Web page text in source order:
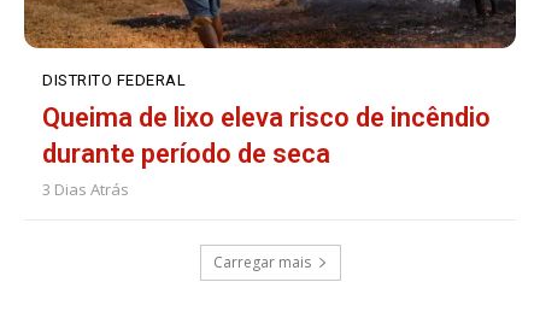
DISTRITO FEDERAL
Queima de lixo eleva risco de incêndio
durante período de seca
3 Dias Atrás
Carregar mais